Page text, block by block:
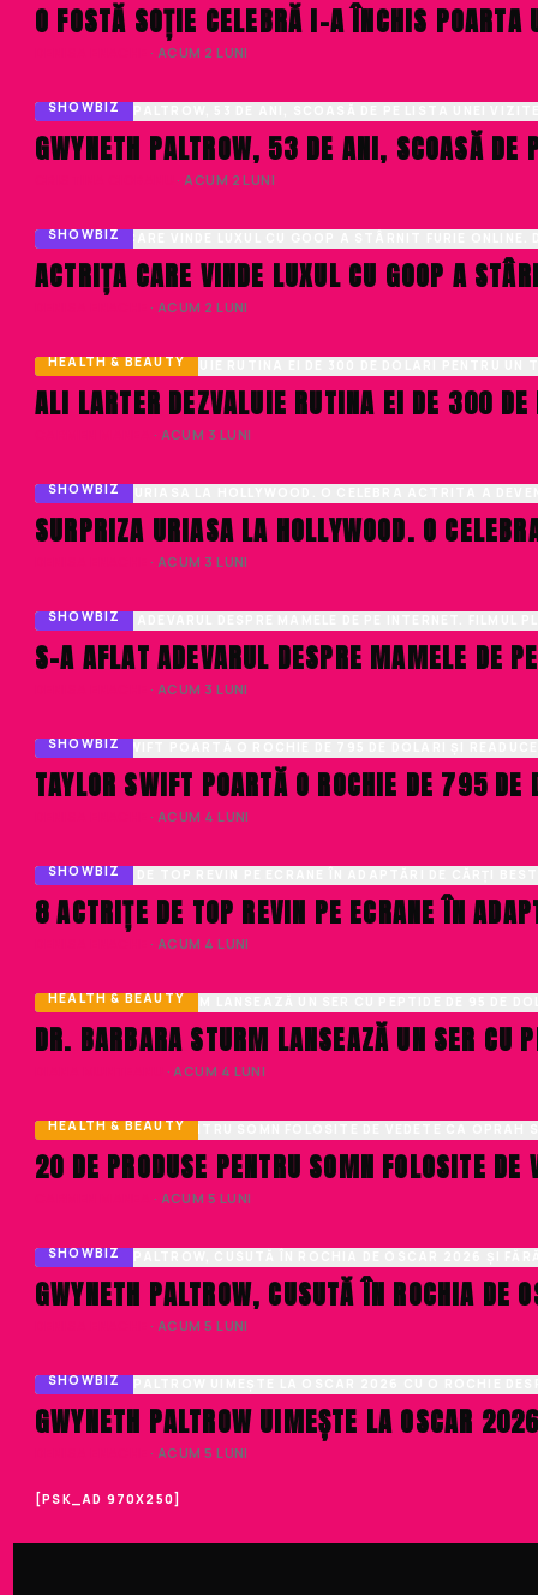
O FOSTĂ SOȚIE CELEBRĂ I-A ÎNCHIS
· ACUM 2 LUNI
SHOWBIZ
GWYNETH PALTROW, 53 DE ANI, SCOASĂ
· ACUM 2 LUNI
SHOWBIZ
ACTRIȚA CARE VINDE LUXUL CU GOOP A
· ACUM 2 LUNI
HEALTH & BEAUTY
ALI LARTER DEZVALUIE RUTINA EI DE 300
· ACUM 3 LUNI
SHOWBIZ
SURPRIZA URIASA LA HOLLYWOOD. O
· ACUM 3 LUNI
SHOWBIZ
S-A AFLAT ADEVARUL DESPRE MAMELE DE
· ACUM 3 LUNI
SHOWBIZ
TAYLOR SWIFT POARTĂ O ROCHIE DE 795
· ACUM 4 LUNI
SHOWBIZ
8 ACTRIȚE DE TOP REVIN PE ECRANE ÎN
· ACUM 4 LUNI
HEALTH & BEAUTY
DR. BARBARA STURM LANSEAZĂ UN SER CU
· ACUM 4 LUNI
HEALTH & BEAUTY
20 DE PRODUSE PENTRU SOMN FOLOSITE
· ACUM 5 LUNI
SHOWBIZ
GWYNETH PALTROW, CUSUTĂ ÎN ROCHIA DE
· ACUM 5 LUNI
SHOWBIZ
GWYNETH PALTROW UIMEȘTE LA OSCAR
· ACUM 5 LUNI
[PSK_AD 970X250]